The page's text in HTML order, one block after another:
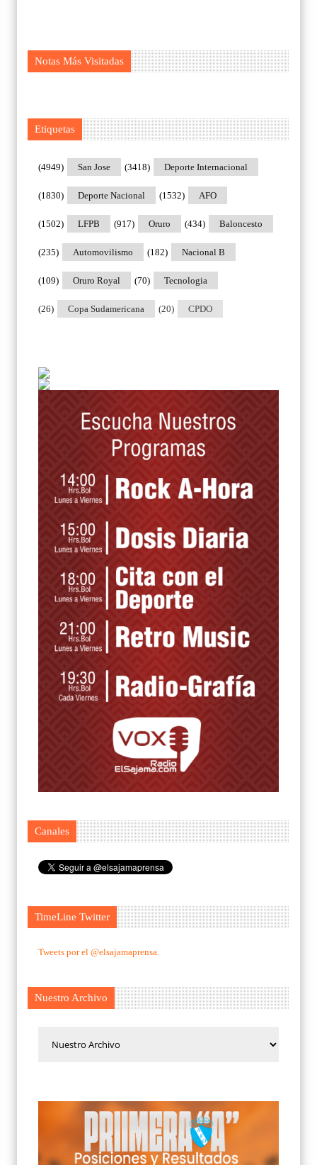
Notas Más Visitadas
Etiquetas
San Jose
(4949) Deporte Internacional
(3418)
Deporte Nacional
(1830) AFO
(1532)
LFPB
(1502) Oruro
(917) Baloncesto
(434)
Automovilismo
(235) Nacional B
(182)
Oruro Royal
(109) Tecnologia
(70)
Copa Sudamericana
(26) CPDO
(20)
Canales
TimeLine Twitter
Tweets por el @elsajamaprensa.
Nuestro Archivo